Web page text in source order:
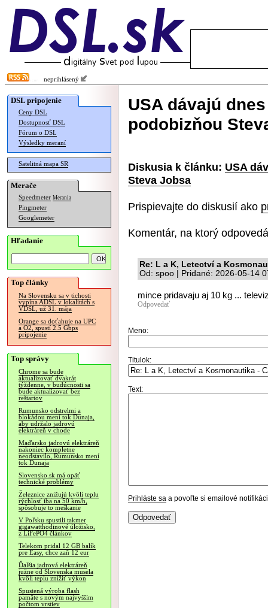
neprihlásený
DSL pripojenie
Ceny DSL
Dostupnosť DSL
Fórum o DSL
Výsledky meraní
Satelitná mapa SR
Merače
Speedmeter Merania
Pingmeter
Googlemeter
Hľadanie
Top články
Na Slovensku sa v tichosti
vypína ADSL v lokalitách s
VDSL, už 31. mája
Orange sa doťahuje na UPC
a O2, spustí 2.5 Gbps
pripojenie
Top správy
Chrome sa bude
aktualizovať dvakrát
týždenne, v budúcnosti sa
bude aktualizovať bez
reštartov
Rumunsko odstrelmi a
blokádou mení tok Dunaja,
aby udržalo jadrovú
elektráreň v chode
Maďarsko jadrovú elektráreň
nakoniec kompletne
neodstavilo, Rumunsko mení
tok Dunaja
Slovensko.sk má opäť
technické problémy
Železnice znižujú kvôli teplu
rýchlosť iba na 50 km/h,
spôsobuje to meškanie
V Poľsku spustili takmer
gigawatthodinové úložisko,
z LiFePO4 článkov
Telekom pridal 12 GB balík
pre Easy, chce zaň 12 eur
Ďalšia jadrová elektráreň
južne od Slovenska musela
kvôli teplu znížiť výkon
Spustená výroba flash
pamäte s novým najvyšším
počtom vrstiev
USA dávajú
podobizňou
Diskusia k článku: USA
Steva Jobsa
Prispievajte do diskusií ako
Komentár, na ktorý
Re: L a K, Letectví a
Od: spoo | Pridané: 2026-05-14
mince pridavaju aj 10 kg ...
Odpovedať
Meno:
Titulok:
Text:
Prihláste sa a povoľte si emailové